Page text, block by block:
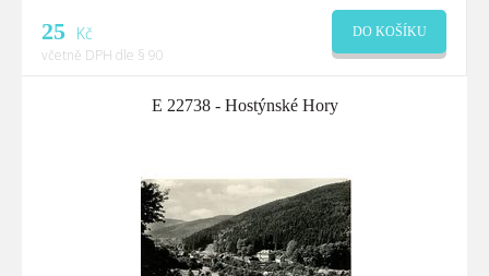
25 Kč
včetně DPH dle § 90
DO KOŠÍKU
E 22738 - Hostýnské Hory